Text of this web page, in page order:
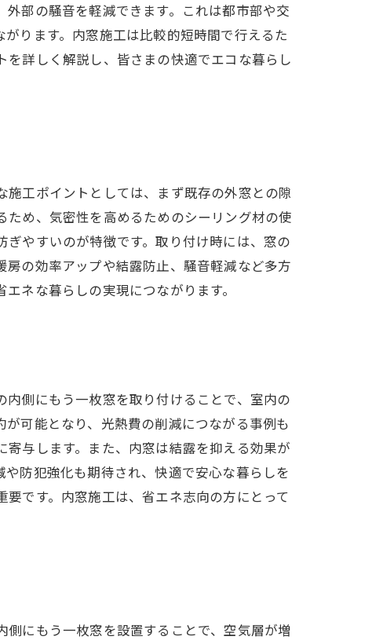
部の騒音を軽減できます。これは都市部や交
ります。内窓施工は比較的短時間で行えるた
詳しく解説し、皆さまの快適でエコな暮らし
工ポイントとしては、まず既存の外窓との隙
め、気密性を高めるためのシーリング材の使
やすいのが特徴です。取り付け時には、窓の
の効率アップや結露防止、騒音軽減など多方
ネな暮らしの実現につながります。
側にもう一枚窓を取り付けることで、室内の
可能となり、光熱費の削減につながる事例も
与します。また、内窓は結露を抑える効果が
防犯強化も期待され、快適で安心な暮らしを
です。内窓施工は、省エネ志向の方にとって
にもう一枚窓を設置することで、空気層が増